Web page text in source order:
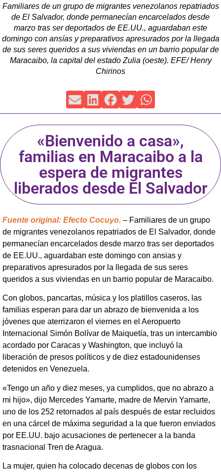
Familiares de un grupo de migrantes venezolanos repatriados
de El Salvador, donde permanecían encarcelados desde
marzo tras ser deportados de EE.UU., aguardaban este
domingo con ansías y preparativos apresurados por la llegada
de sus seres queridos a sus viviendas en un barrio popular de
Maracaibo, la capital del estado Zulia (oeste). EFE/ Henry
Chirinos
«Bienvenido a casa»,
familias en Maracaibo a la
espera de migrantes
liberados desde El Salvador
Fuente original: Efecto Cocuyo. – Familiares de un grupo
de migrantes venezolanos repatriados de El Salvador, donde
permanecían encarcelados desde marzo tras ser deportados
de EE.UU., aguardaban este domingo con ansias y
preparativos apresurados por la llegada de sus seres
queridos a sus viviendas en un barrio popular de Maracaibo.
Con globos, pancartas, música y los platillos caseros, las
familias esperan para dar un abrazo de bienvenida a los
jóvenes que aterrizaron el viernes en el Aeropuerto
Internacional Simón Bolívar de Maiquetía, tras un intercambio
acordado por Caracas y Washington, que incluyó la
liberación de presos políticos y de diez estadounidenses
detenidos en Venezuela.
«Tengo un año y diez meses, ya cumplidos, que no abrazo a
mi hijo», dijo Mercedes Yamarte, madre de Mervin Yamarte,
uno de los 252 retornados al país después de estar recluidos
en una cárcel de máxima seguridad a la que fueron enviados
por EE.UU. bajo acusaciones de pertenecer a la banda
trasnacional Tren de Aragua.
La mujer, quien ha colocado decenas de globos con los